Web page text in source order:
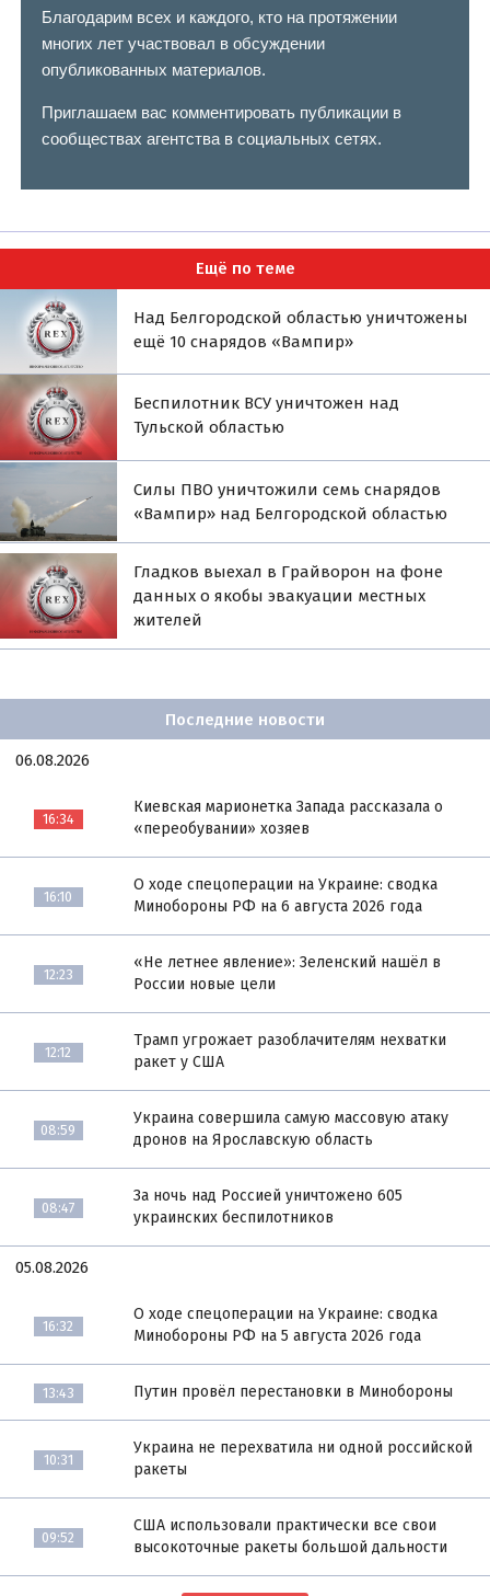
Благодарим всех и каждого, кто на протяжении
многих лет участвовал в обсуждении
опубликованных материалов.
Приглашаем вас комментировать публикации в
сообществах агентства в социальных сетях.
Ещё по теме
Над Белгородской областью уничтожены
ещё 10 снарядов «Вампир»
Беспилотник ВСУ уничтожен над
Тульской областью
Силы ПВО уничтожили семь снарядов
«Вампир» над Белгородской областью
Гладков выехал в Грайворон на фоне
данных о якобы эвакуации местных
жителей
Последние новости
06.08.2026
16:34
Киевская марионетка Запада рассказала о
«переобувании» хозяев
16:10
О ходе спецоперации на Украине: сводка
Минобороны РФ на 6 августа 2026 года
12:23
«Не летнее явление»: Зеленский нашёл в
России новые цели
12:12
Трамп угрожает разоблачителям нехватки
ракет у США
08:59
Украина совершила самую массовую атаку
дронов на Ярославскую область
08:47
За ночь над Россией уничтожено 605
украинских беспилотников
05.08.2026
16:32
О ходе спецоперации на Украине: сводка
Минобороны РФ на 5 августа 2026 года
13:43 Путин провёл перестановки в Минобороны
10:31
Украина не перехватила ни одной российской
ракеты
09:52
США использовали практически все свои
высокоточные ракеты большой дальности